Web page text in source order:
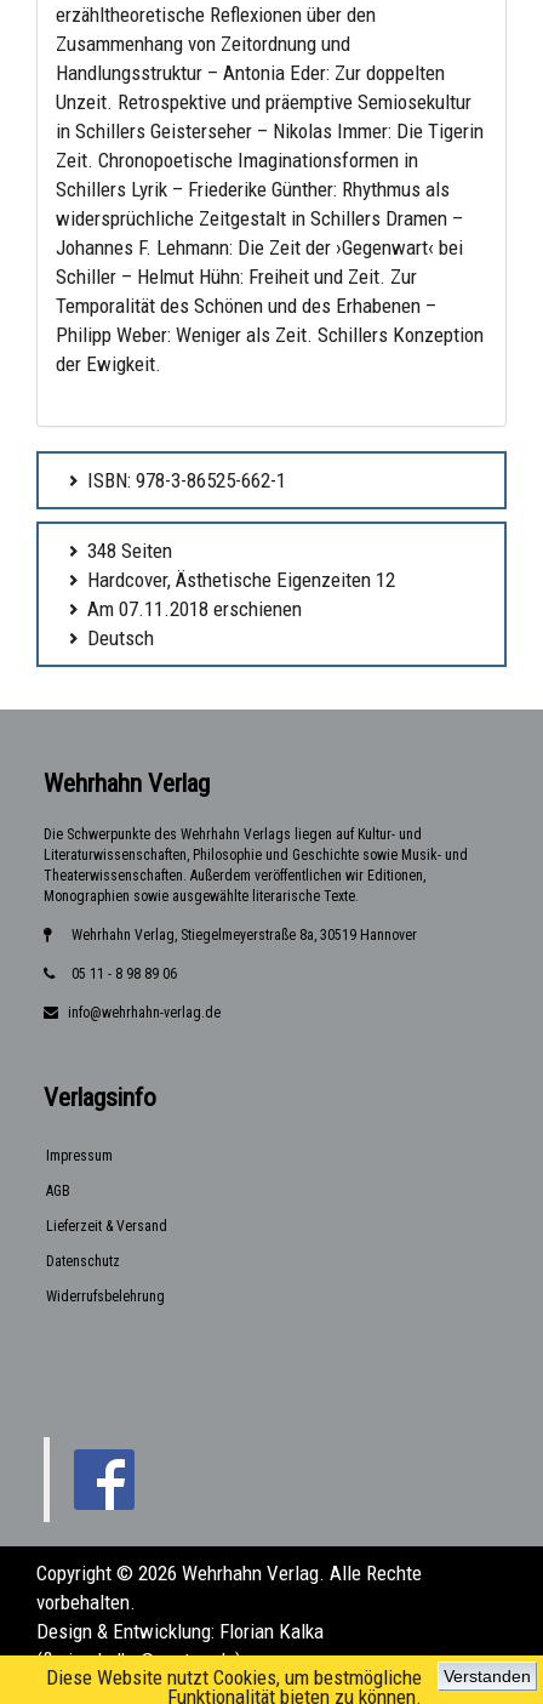
Diese Website nutzt Cookies, um bestmögliche
Funktionalität bieten zu können.
Verstanden
erzähltheoretische Reflexionen über den
Zusammenhang von Zeitordnung und
Handlungsstruktur – Antonia Eder: Zur doppelten
Unzeit. Retrospektive und präemptive Semiosekultur
in Schillers Geisterseher – Nikolas Immer: Die Tigerin
Zeit. Chronopoetische Imaginationsformen in
Schillers Lyrik – Friederike Günther: Rhythmus als
widersprüchliche Zeitgestalt in Schillers Dramen –
Johannes F. Lehmann: Die Zeit der ›Gegenwart‹ bei
Schiller – Helmut Hühn: Freiheit und Zeit. Zur
Temporalität des Schönen und des Erhabenen –
Philipp Weber: Weniger als Zeit. Schillers Konzeption
der Ewigkeit.
ISBN: 978-3-86525-662-1
348 Seiten
Hardcover, Ästhetische Eigenzeiten 12
Am 07.11.2018 erschienen
Deutsch
Wehrhahn Verlag
Die Schwerpunkte des Wehrhahn Verlags liegen auf Kultur- und
Literaturwissenschaften, Philosophie und Geschichte sowie Musik- und
Theaterwissenschaften. Außerdem veröffentlichen wir Editionen,
Monographien sowie ausgewählte literarische Texte.
Wehrhahn Verlag, Stiegelmeyerstraße 8a, 30519 Hannover
05 11 - 8 98 89 06
info@wehrhahn-verlag.de
Verlagsinfo
Impressum
AGB
Lieferzeit & Versand
Datenschutz
Widerrufsbelehrung
Copyright © 2026 Wehrhahn Verlag. Alle Rechte
vorbehalten.
Design & Entwicklung: Florian Kalka
(florian.kalka@posteo.de)